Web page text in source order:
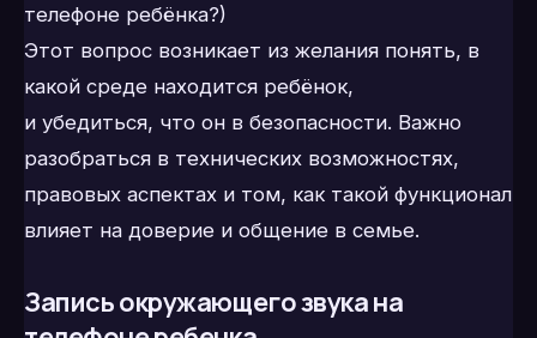
телефоне ребёнка?)
Этот вопрос возникает из желания понять, в
какой среде находится ребёнок,
и убедиться, что он в безопасности. Важно
разобраться в технических возможностях,
правовых аспектах и том, как такой функционал
влияет на доверие и общение в семье.
Запись окружающего звука на